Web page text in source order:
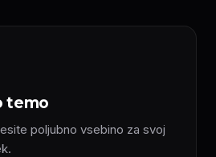
temo
poljubno vsebino za svoj